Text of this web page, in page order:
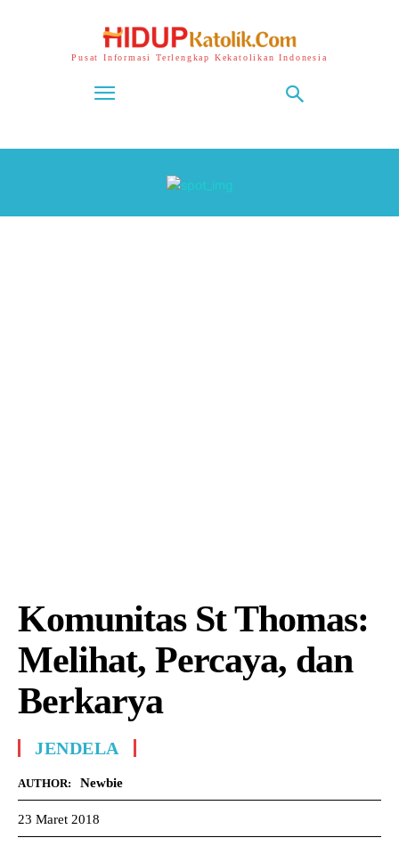
Pusat Informasi Terlengkap Kekatolikan Indonesia
Komunitas St Thomas:
Melihat, Percaya, dan
Berkarya
JENDELA
AUTHOR: Newbie
23 Maret 2018